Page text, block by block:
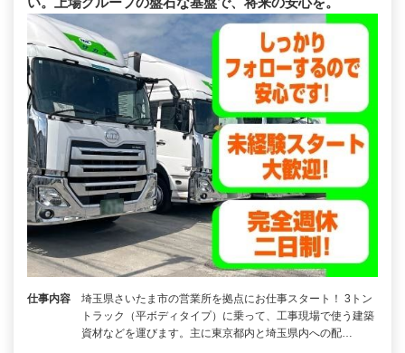
仕事内容
埼玉県さいたま市の営業所を拠点にお仕事スタート！ 3トン
トラック（平ボディタイプ）に乗って、工事現場で使う建築
資材などを運びます。主に東京都内と埼玉県内への配…